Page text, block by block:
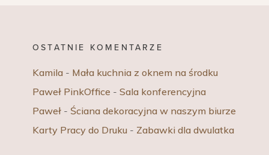
OSTATNIE KOMENTARZE
Kamila - Mała kuchnia z oknem na środku
Paweł PinkOffice - Sala konferencyjna
Paweł - Ściana dekoracyjna w naszym biurze
Karty Pracy do Druku - Zabawki dla dwulatka